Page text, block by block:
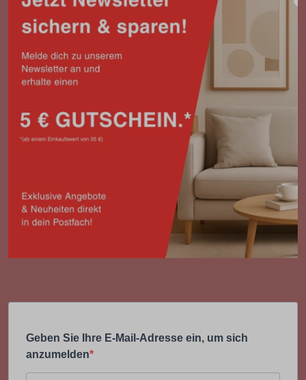
Geben Sie Ihre E-Mail-Adresse ein, um sich
anzumelden